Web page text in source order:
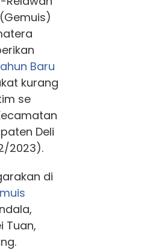
Baru
kurang
se
Deli
2023).
di
Tuan,